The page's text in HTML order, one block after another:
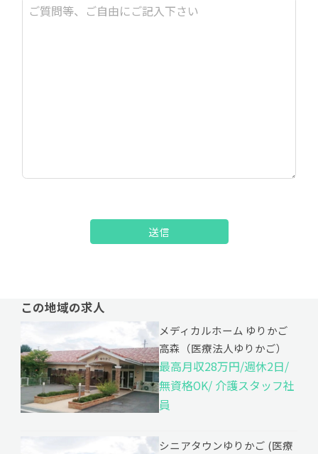
送信
この地域の求人
メディカルホーム ゆりかご
高森（医療法人ゆりかご）
最高月収28万円/週休2日/
無資格OK/ 介護スタッフ社
員
シニアタウンゆりかご (医療